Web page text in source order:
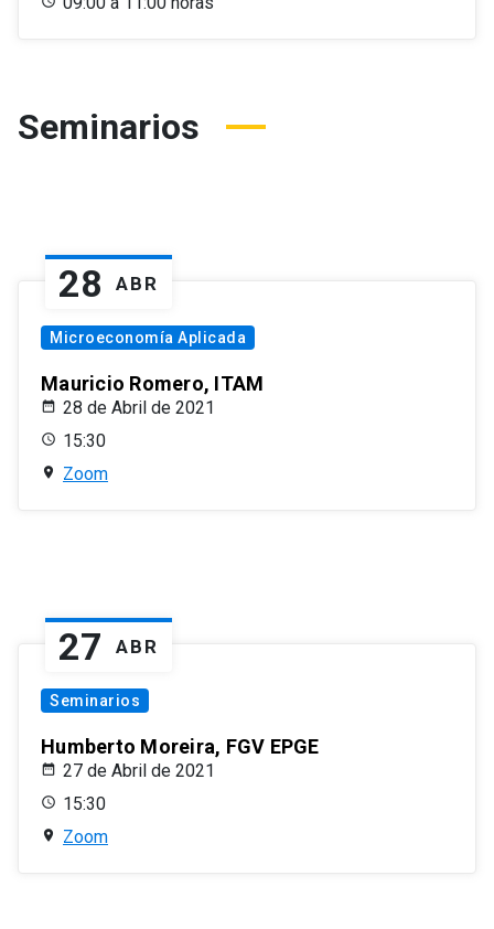
Seminarios
28 ABR
Microeconomía Aplicada
Mauricio Romero, ITAM
28 de Abril de 2021
15:30
Zoom
27 ABR
Seminarios
Humberto Moreira, FGV EPGE
27 de Abril de 2021
15:30
Zoom